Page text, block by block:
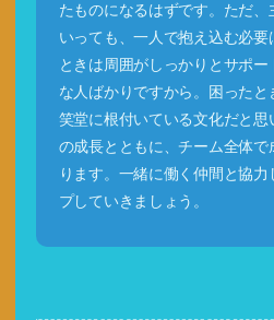
たものになるはずです。ただ、
いっても、一人で抱え込む必要
ときは周囲がしっかりとサポ
な人ばかりですから。困った
笑堂に根付いている文化だと思
の成長とともに、チーム全体で
ります。一緒に働く仲間と協
プしていきましょう。